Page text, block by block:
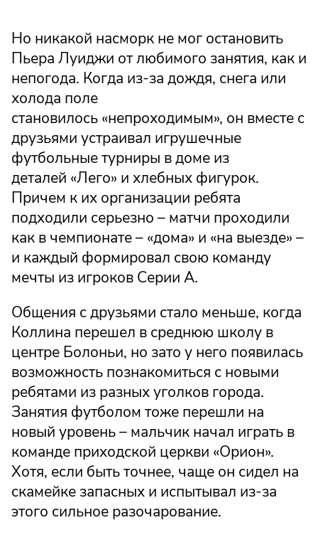
Но никакой насморк не мог остановить
Пьера Луиджи от любимого занятия, как и
непогода. Когда из-за дождя, снега или
холода поле
становилось «непроходимым», он вместе с
друзьями устраивал игрушечные
футбольные турниры в доме из
деталей «Лего» и хлебных фигурок.
Причем к их организации ребята
подходили серьезно – матчи проходили
как в чемпионате – «дома» и «на выезде» –
и каждый формировал свою команду
мечты из игроков Серии А.
Общения с друзьями стало меньше, когда
Коллина перешел в среднюю школу в
центре Болоньи, но зато у него появилась
возможность познакомиться с новыми
ребятами из разных уголков города.
Занятия футболом тоже перешли на
новый уровень – мальчик начал играть в
команде приходской церкви «Орион».
Хотя, если быть точнее, чаще он сидел на
скамейке запасных и испытывал из-за
этого сильное разочарование.